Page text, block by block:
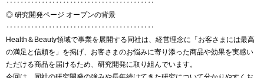
‥‥‥‥‥‥‥‥‥‥‥‥‥‥‥‥‥‥‥‥‥
◎ 研究開発ページ オープンの背景
‥‥‥‥‥‥‥‥‥‥‥‥‥‥‥‥‥‥‥‥‥
Health＆Beauty領域で事業を展開する同社は、経営理念に「お客さまには最高
の満足と信頼を」を掲げ、お客さまのお悩みに寄り添った商品や効果を実感い
ただける商品を届けるため、研究開発に取り組んでいます。